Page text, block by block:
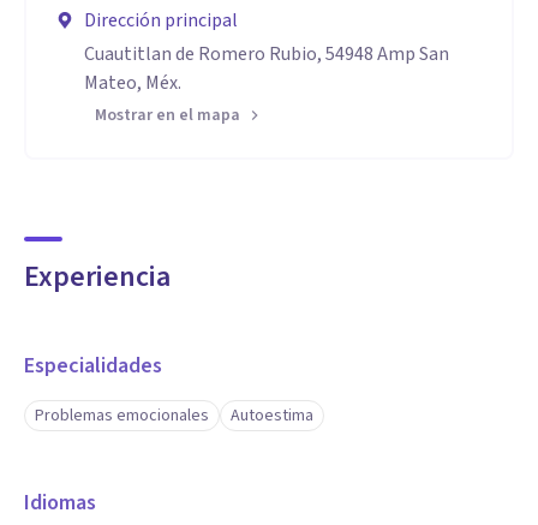
Dirección principal
Cuautitlan de Romero Rubio, 54948 Amp San
Mateo, Méx.
Mostrar en el mapa
Experiencia
Especialidades
Problemas emocionales Autoestima
Idiomas